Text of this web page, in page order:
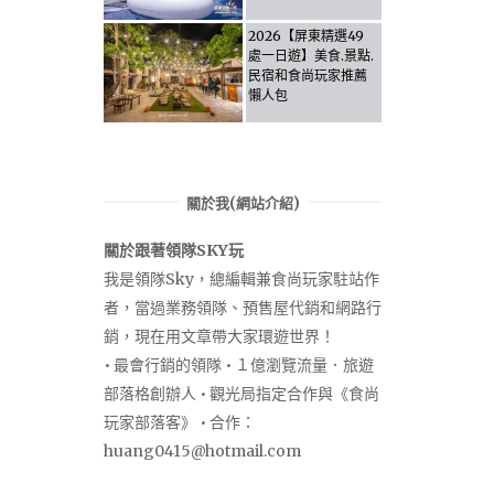
Let the guide take
you through it all!
2026【屏東精選49
處一日遊】美食.景點.
民宿和食尚玩家推薦
懶人包
關於我(網站介紹)
關於跟著領隊SKY玩
我是領隊Sky，總編輯兼食尚玩家駐站作
者，當過業務領隊、預售屋代銷和網路行
銷，現在用文章帶大家環遊世界！
• 最會行銷的領隊 • １億瀏覽流量．旅遊
部落格創辦人 • 觀光局指定合作與《食尚
玩家部落客》 • 合作：
huang0415@hotmail.com